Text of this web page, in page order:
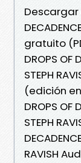
Descargar
gratuito
DROPS
STEPH
(edición en
DROPS
STEPH
RAVISH